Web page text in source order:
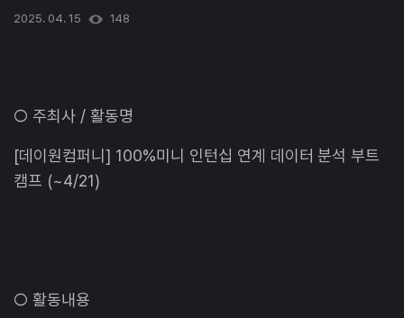
2025. 04. 15 148
○ 주최사 / 활동명
[데이원컴퍼니] 100%미니 인턴십 연계 데이터 분석 부트
캠프 (~4/21)
○ 활동내용